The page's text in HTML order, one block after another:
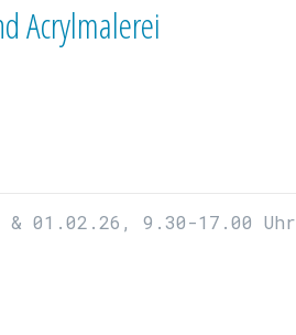
Acrylmalerei
& 01.02.26, 9.30-17.00 Uhr